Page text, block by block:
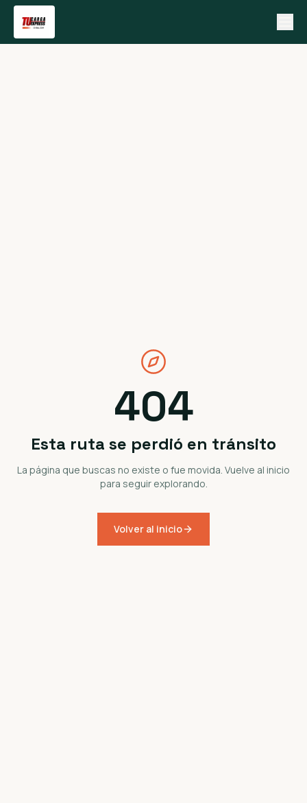
404
Esta ruta se perdió en tránsito
La página que buscas no existe o fue movida. Vuelve al inicio
para seguir explorando.
Volver al inicio